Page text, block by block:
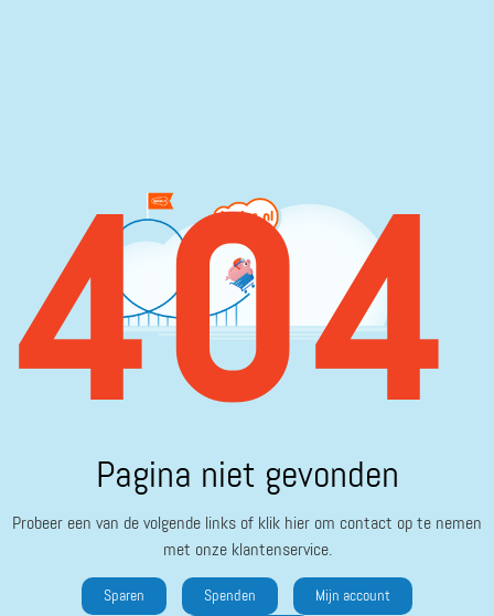
404
Pagina niet gevonden
Probeer een van de volgende links of klik hier om contact op te nemen
met onze klantenservice.
Sparen Spenden Mijn account